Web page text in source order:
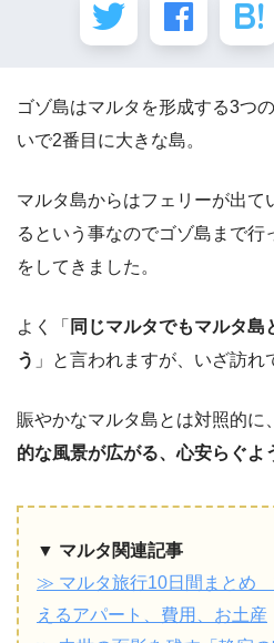
ゴゾ島はマルタを形成する3つ
いで2番目に大きな島。
マルタ島からはフェリーが出て
るという事なのでゴゾ島まで行
をしてきました。
よく「 同じマルタでもマルタ
う 」と言われますが、いざ訪れ
賑やかなマルタ島とは対照的に
的な風景が広がる、心安らぐよ
▼ マルタ関連記事
≫ マルタ旅行10日間まとめ
えるアパート、費用、お土産